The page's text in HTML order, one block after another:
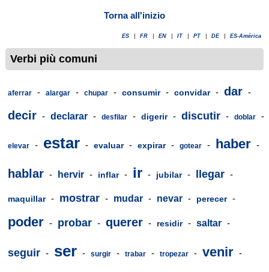
Torna all'inizio
ES FR EN IT PT DE ES-América
Verbi più comuni
aferrar - alargar - chupar - consumir - convidar - dar -
decir - declarar - desfilar - digerir - discutir - doblar -
elevar - estar - evaluar - expirar - gotear - haber -
hablar - hervir - inflar - ir - jubilar - llegar -
maquillar - mostrar - mudar - nevar - perecer -
poder - probar - querer - residir - saltar -
seguir - ser - surgir - trabar - tropezar - venir -